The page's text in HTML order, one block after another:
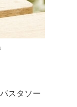
スタソー